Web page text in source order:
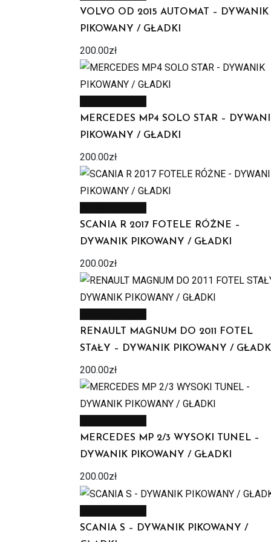
VOLVO OD 2015 AUTOMAT – DYWANIK
PIKOWANY / GŁADKI
200.00zł
MERCEDES MP4 SOLO STAR –
PIKOWANY / GŁADKI
200.00zł
SCANIA R 2017 FOTELE RÓŻNE –
DYWANIK PIKOWANY / GŁADKI
200.00zł
RENAULT MAGNUM DO 2011 FOTEL
STAŁY – DYWANIK PIKOWANY /
200.00zł
MERCEDES MP 2/3 WYSOKI TUNEL –
DYWANIK PIKOWANY / GŁADKI
200.00zł
SCANIA S – DYWANIK PIKOWANY /